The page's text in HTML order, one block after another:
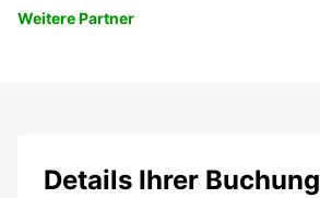
Weitere Partner
Details Ihrer Buchung